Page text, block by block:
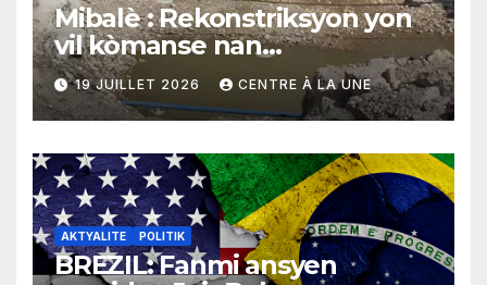
Mibalè : Rekonstriksyon yon
vil kòmanse nan
rekonstriksyon lespri moun
yo
19 JUILLET 2026 CENTRE À LA UNE
AKTYALITE POLITIK
BREZIL: Fanmi ansyen